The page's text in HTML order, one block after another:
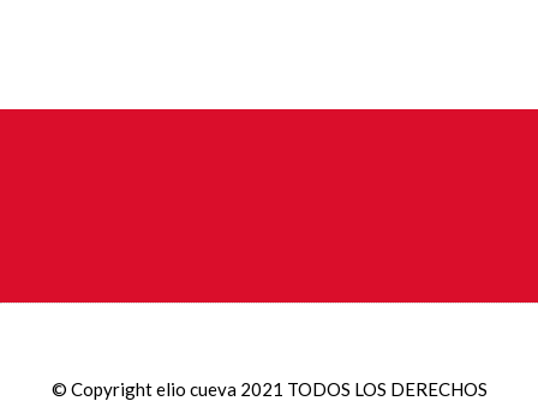
© Copyright elio cueva 2021 TODOS LOS DERECHOS